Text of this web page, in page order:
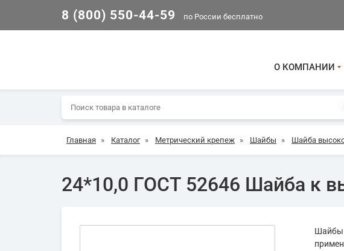
8 (800) 550-44-59 по России бесплатно
О КОМПАНИИ
Главная » Каталог » Метрический крепеж » Шайбы » Шайба
24*10,0 ГОСТ 52646 Шайба к